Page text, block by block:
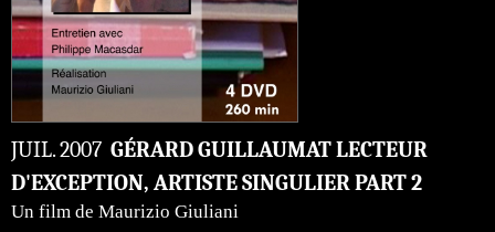
JUIL. 2007 GÉRARD GUILLAUMAT LECTEUR
D'EXCEPTION, ARTISTE SINGULIER PART 2
Un film de Maurizio Giuliani